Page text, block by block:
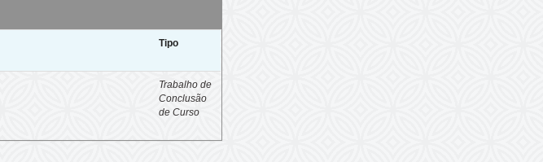
Tipo
Trabalho de
Conclusão
de Curso